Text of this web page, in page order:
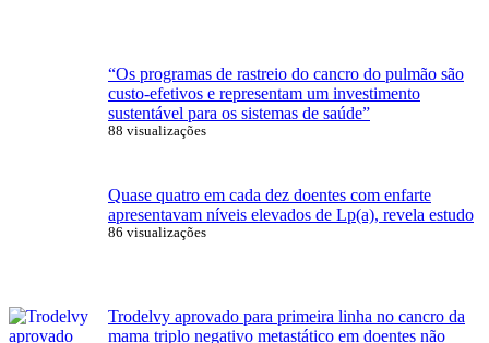
“Os programas de rastreio do cancro do pulmão são
custo-efetivos e representam um investimento
sustentável para os sistemas de saúde”
88 visualizações
Quase quatro em cada dez doentes com enfarte
apresentavam níveis elevados de Lp(a), revela estudo
86 visualizações
Trodelvy aprovado para primeira linha no cancro da
mama triplo negativo metastático em doentes não